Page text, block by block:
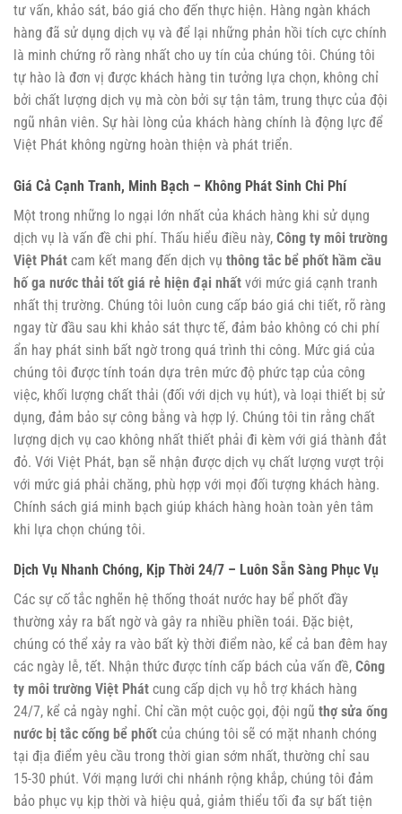
tư vấn, khảo sát, báo giá cho đến thực hiện. Hàng ngàn khách
hàng đã sử dụng dịch vụ và để lại những phản hồi tích cực chính
là minh chứng rõ ràng nhất cho uy tín của chúng tôi. Chúng tôi
tự hào là đơn vị được khách hàng tin tưởng lựa chọn, không chỉ
bởi chất lượng dịch vụ mà còn bởi sự tận tâm, trung thực của đội
ngũ nhân viên. Sự hài lòng của khách hàng chính là động lực để
Việt Phát không ngừng hoàn thiện và phát triển.
Giá Cả Cạnh Tranh, Minh Bạch – Không Phát Sinh Chi Phí
Một trong những lo ngại lớn nhất của khách hàng khi sử dụng
dịch vụ là vấn đề chi phí. Thấu hiểu điều này, Công ty môi trường
Việt Phát cam kết mang đến dịch vụ thông tắc bể phốt hầm cầu
hố ga nước thải tốt giá rẻ hiện đại nhất với mức giá cạnh tranh
nhất thị trường. Chúng tôi luôn cung cấp báo giá chi tiết, rõ ràng
ngay từ đầu sau khi khảo sát thực tế, đảm bảo không có chi phí
ẩn hay phát sinh bất ngờ trong quá trình thi công. Mức giá của
chúng tôi được tính toán dựa trên mức độ phức tạp của công
việc, khối lượng chất thải (đối với dịch vụ hút), và loại thiết bị sử
dụng, đảm bảo sự công bằng và hợp lý. Chúng tôi tin rằng chất
lượng dịch vụ cao không nhất thiết phải đi kèm với giá thành đắt
đỏ. Với Việt Phát, bạn sẽ nhận được dịch vụ chất lượng vượt trội
với mức giá phải chăng, phù hợp với mọi đối tượng khách hàng.
Chính sách giá minh bạch giúp khách hàng hoàn toàn yên tâm
khi lựa chọn chúng tôi.
Dịch Vụ Nhanh Chóng, Kịp Thời 24/7 – Luôn Sẵn Sàng Phục Vụ
Các sự cố tắc nghẽn hệ thống thoát nước hay bể phốt đầy
thường xảy ra bất ngờ và gây ra nhiều phiền toái. Đặc biệt,
chúng có thể xảy ra vào bất kỳ thời điểm nào, kể cả ban đêm hay
các ngày lễ, tết. Nhận thức được tính cấp bách của vấn đề, Công
ty môi trường Việt Phát cung cấp dịch vụ hỗ trợ khách hàng
24/7, kể cả ngày nghỉ. Chỉ cần một cuộc gọi, đội ngũ thợ sửa ống
nước bị tắc cống bể phốt của chúng tôi sẽ có mặt nhanh chóng
tại địa điểm yêu cầu trong thời gian sớm nhất, thường chỉ sau
15-30 phút. Với mạng lưới chi nhánh rộng khắp, chúng tôi đảm
bảo phục vụ kịp thời và hiệu quả, giảm thiểu tối đa sự bất tiện